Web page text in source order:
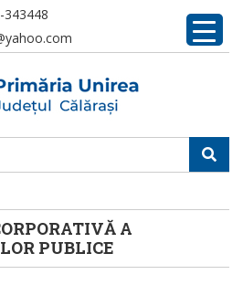
343448
A
PUBLICE